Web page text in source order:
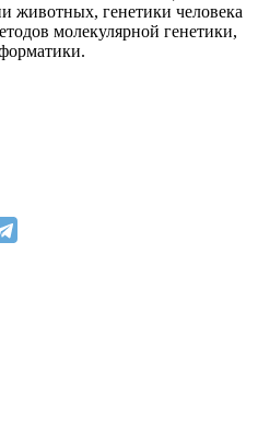
животных, генетики человека
молекулярной генетики,